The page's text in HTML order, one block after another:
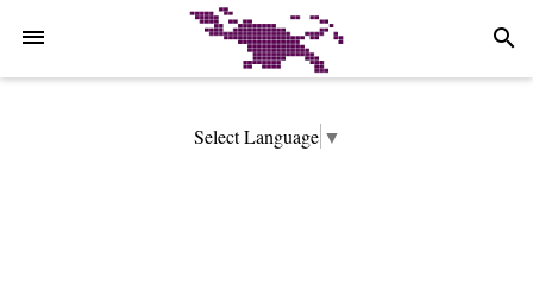
search
Select Language ▼